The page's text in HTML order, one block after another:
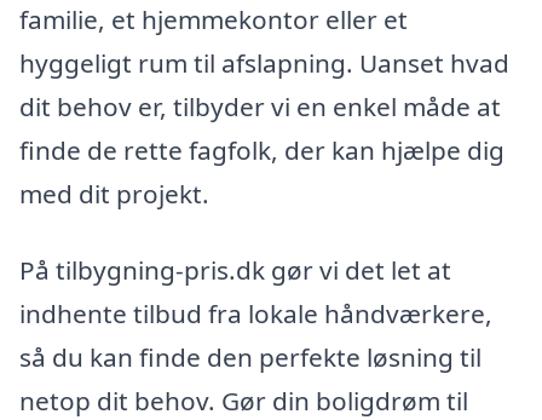
familie, et hjemmekontor eller et
hyggeligt rum til afslapning. Uanset hvad
dit behov er, tilbyder vi en enkel måde at
finde de rette fagfolk, der kan hjælpe dig
med dit projekt.
På tilbygning-pris.dk gør vi det let at
indhente tilbud fra lokale håndværkere,
så du kan finde den perfekte løsning til
netop dit behov. Gør din boligdrøm til